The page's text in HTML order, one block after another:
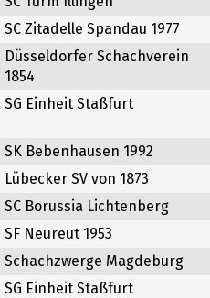
SC Zitadelle Spandau 1977
Düsseldorfer Schachverein
1854
SG Einheit Staßfurt
SK Bebenhausen 1992
Lübecker SV von 1873
SC Borussia Lichtenberg
SF Neureut 1953
Schachzwerge Magdeburg
SG Einheit Staßfurt